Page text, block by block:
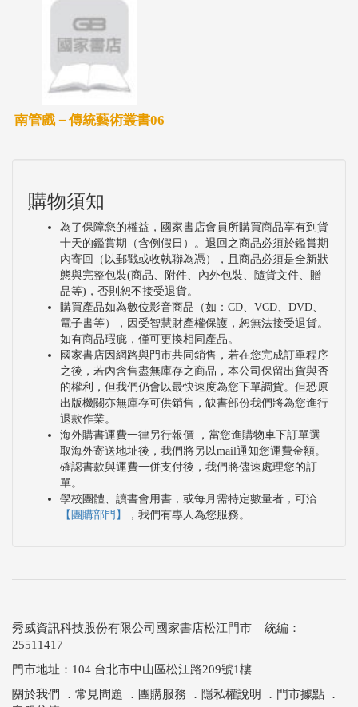
南管戲－傳統藝術叢書06
購物須知
為了保障您的權益，國家書店會員所購買商品享有到貨
十天的鑑賞期（含例假日）。退回之商品必須於鑑賞期
內寄回（以郵戳或收執聯為憑），且商品必須是全新狀
態與完整包裝(商品、附件、內外包裝、隨貨文件、贈
品等)，否則恕不接受退貨。
購買產品如為數位影音商品（如：CD、VCD、DVD、
電子書等），因受智慧財產權保護，恕無法接受退貨。
如有商品瑕疵，僅可更換相同產品。
國家書店因網路與門市共同銷售，若在您完成訂單程序
之後，若內含售盡無庫存之商品，本公司保留出貨與否
的權利，但我們仍會以最快速度為您下單調貨。但恐原
出版機關亦無庫存可供銷售，缺書部份我們將為您進行
退款作業。
海外購書運費一律另行報價 ，當您進購物車下訂單選
取海外寄送地址後，我們將另以mail通知您運費金額。
確認書款與運費一併支付後，我們將儘速處理您的訂
單。
學校團體、讀書會用書，或每月需特定數量者，可洽
【團購部門】
，我們有專人為您服務。
秀威資訊科技股份有限公司國家書店松江門市 統編：
25511417
門市地址：104 台北市中山區松江路209號1樓
關於我們
． 常見問題 ． 團購服務 ． 隱私權說明 ． 門市據點 ．